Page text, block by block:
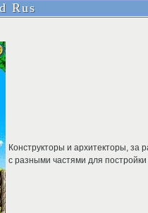
Rus
Конструкторы и архитекторы, за
с разными частями для